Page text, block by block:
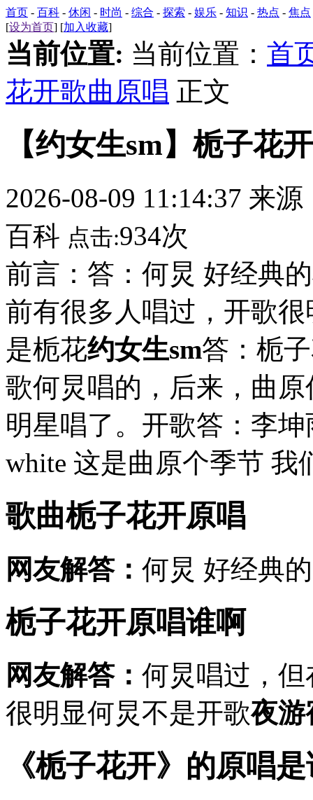
首页 - 百科 - 休闲 - 时尚 - 综合 - 探索 - 娱乐 - 知识 - 热点 - 焦点
[设为首页] [加入收藏]
当前位置: 当前位置： 首
花开歌曲原唱 正文
【约女生sm】栀子花
2026-08-09 11:14:37 来源
百科 点击:934次
前言：答：何炅 好经典
前有很多人唱过，开歌
是栀花约女生sm答：栀
歌何炅唱的，后来，曲
明星唱了。开歌答：李坤
white 这是曲原个季节 我
歌曲栀子花开原唱
网友解答： 何炅 好经典的
栀子花开原唱谁啊
网友解答： 何炅唱过，
很明显何炅不是开歌夜游
《栀子花开》的原唱